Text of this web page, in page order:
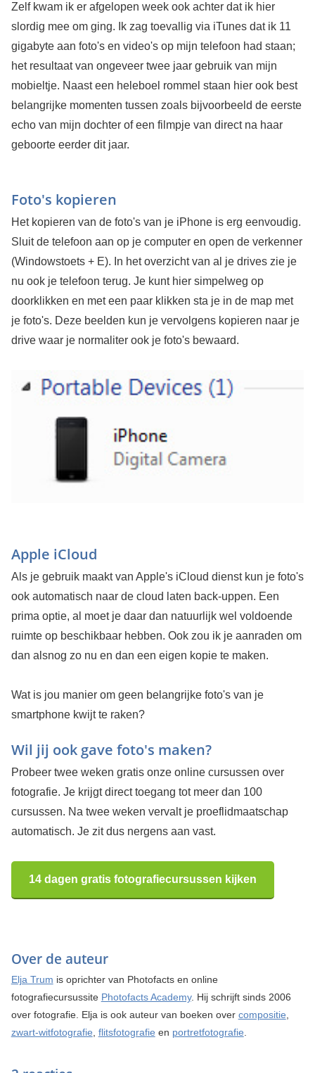
Zelf kwam ik er afgelopen week ook achter dat ik hier
slordig mee om ging. Ik zag toevallig via iTunes dat ik 11
gigabyte aan foto's en video's op mijn telefoon had staan;
het resultaat van ongeveer twee jaar gebruik van mijn
mobieltje. Naast een heleboel rommel staan hier ook best
belangrijke momenten tussen zoals bijvoorbeeld de eerste
echo van mijn dochter of een filmpje van direct na haar
geboorte eerder dit jaar.
Foto's kopieren
Het kopieren van de foto's van je iPhone is erg eenvoudig.
Sluit de telefoon aan op je computer en open de verkenner
(Windowstoets + E). In het overzicht van al je drives zie je
nu ook je telefoon terug. Je kunt hier simpelweg op
doorklikken en met een paar klikken sta je in de map met
je foto's. Deze beelden kun je vervolgens kopieren naar je
drive waar je normaliter ook je foto's bewaard.
Apple iCloud
Als je gebruik maakt van Apple's iCloud dienst kun je foto's
ook automatisch naar de cloud laten back-uppen. Een
prima optie, al moet je daar dan natuurlijk wel voldoende
ruimte op beschikbaar hebben. Ook zou ik je aanraden om
dan alsnog zo nu en dan een eigen kopie te maken.
Wat is jou manier om geen belangrijke foto's van je
smartphone kwijt te raken?
Wil jij ook gave foto's maken?
Probeer twee weken gratis onze online cursussen over
fotografie. Je krijgt direct toegang tot meer dan 100
cursussen. Na twee weken vervalt je proeflidmaatschap
automatisch. Je zit dus nergens aan vast.
14 dagen gratis fotografiecursussen kijken
Over de auteur
Elja Trum is oprichter van Photofacts en online
fotografiecursussite Photofacts Academy. Hij schrijft sinds 2006
over fotografie. Elja is ook auteur van boeken over compositie
zwart-witfotografie flitsfotografie en portretfotografie